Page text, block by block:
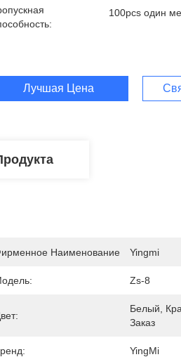
100pcs один
Лучшая Цена
Наименование Yingmi
Zs-8
Белый,
Заказ
YingMi